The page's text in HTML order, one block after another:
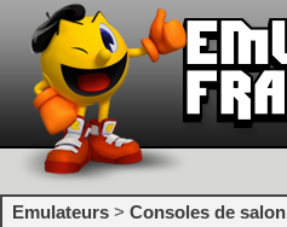
Emulateurs > Consoles de salon